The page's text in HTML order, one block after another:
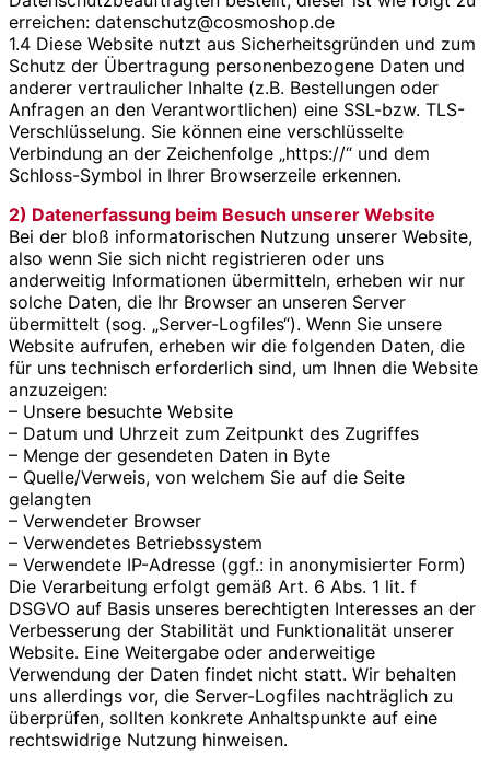
erreichen: datenschutz@cosmoshop.de
1.4 Diese Website nutzt aus Sicherheitsgründen und zum
Schutz der Übertragung personenbezogene Daten und
anderer vertraulicher Inhalte (z.B. Bestellungen oder
Anfragen an den Verantwortlichen) eine SSL-bzw. TLS-
Verschlüsselung. Sie können eine verschlüsselte
Verbindung an der Zeichenfolge „https://“ und dem
Schloss-Symbol in Ihrer Browserzeile erkennen.
2) Datenerfassung beim Besuch unserer Website
Bei der bloß informatorischen Nutzung unserer Website,
also wenn Sie sich nicht registrieren oder uns
anderweitig Informationen übermitteln, erheben wir nur
solche Daten, die Ihr Browser an unseren Server
übermittelt (sog. „Server-Logfiles“). Wenn Sie unsere
Website aufrufen, erheben wir die folgenden Daten, die
für uns technisch erforderlich sind, um Ihnen die Website
anzuzeigen:
– Unsere besuchte Website
– Datum und Uhrzeit zum Zeitpunkt des Zugriffes
– Menge der gesendeten Daten in Byte
– Quelle/Verweis, von welchem Sie auf die Seite
gelangten
– Verwendeter Browser
– Verwendetes Betriebssystem
– Verwendete IP-Adresse (ggf.: in anonymisierter Form)
Die Verarbeitung erfolgt gemäß Art. 6 Abs. 1 lit. f
DSGVO auf Basis unseres berechtigten Interesses an der
Verbesserung der Stabilität und Funktionalität unserer
Website. Eine Weitergabe oder anderweitige
Verwendung der Daten findet nicht statt. Wir behalten
uns allerdings vor, die Server-Logfiles nachträglich zu
überprüfen, sollten konkrete Anhaltspunkte auf eine
rechtswidrige Nutzung hinweisen.